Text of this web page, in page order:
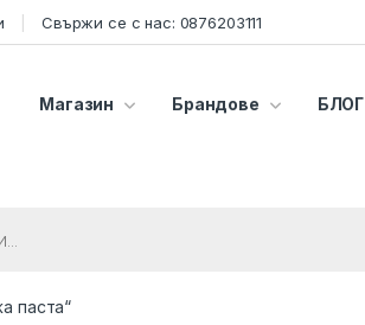
Свържи се с нас: 0876203111
Магазин Брандове БЛОГ
паста“